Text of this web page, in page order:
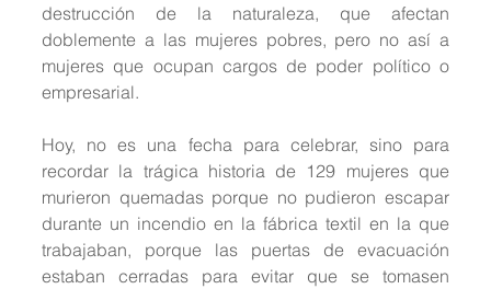
destrucción de la naturaleza, que afectan
doblemente a las mujeres pobres, pero no así a
mujeres que ocupan cargos de poder político o
empresarial.
Hoy, no es una fecha para celebrar, sino para
recordar la trágica historia de 129 mujeres que
murieron quemadas porque no pudieron escapar
durante un incendio en la fábrica textil en la que
trabajaban, porque las puertas de evacuación
estaban cerradas para evitar que se tomasen